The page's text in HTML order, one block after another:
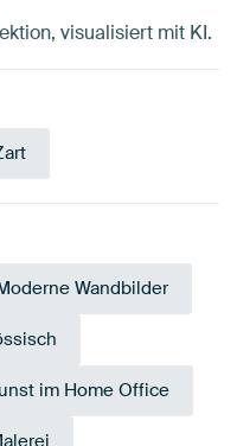
visualisiert mit KI.
Wandbilder
im Home Office